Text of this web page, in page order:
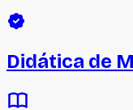
Didática de